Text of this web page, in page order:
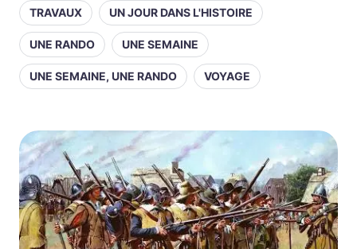
TRAVAUX UN JOUR DANS L'HISTOIRE
UNE RANDO UNE SEMAINE
UNE SEMAINE, UNE RANDO VOYAGE